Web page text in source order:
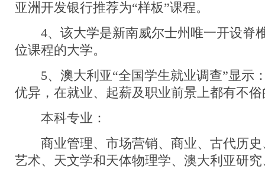
亚洲开发银行推荐为“样板”课程。
4、该大学是新南威尔士州唯一开设脊
位课程的大学。
5、澳大利亚“全国学生就业调查”显示
优异，在就业、起薪及职业前景上都有不
本科专业：
商业管理、市场营销、商业、古代历史
艺术、天文学和天体物理学、澳大利亚研